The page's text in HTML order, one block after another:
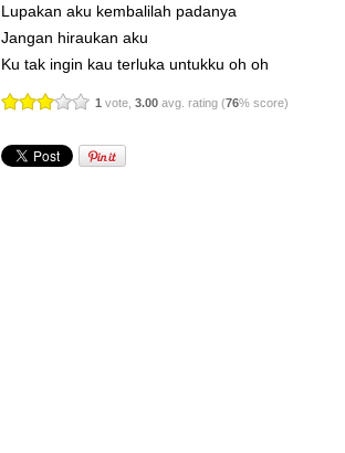
Lupakan aku kembalilah padanya
Jangan hiraukan aku
Ku tak ingin kau terluka untukku oh oh
1 vote, 3.00 avg. rating (76% score)